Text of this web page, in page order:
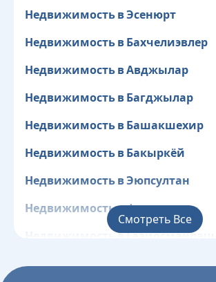
Недвижимость в Эсенюрт
Недвижимость в Бахчелиэвлер
Недвижимость в Авджылар
Недвижимость в Багджылар
Недвижимость в Башакшехир
Недвижимость в Бакыркёй
Недвижимость в Эюпсултан
Недвижимость в Фатих
Недвижимость в Газиосманпаша
Недвижимость в Гюнгёрен
Смотреть Все